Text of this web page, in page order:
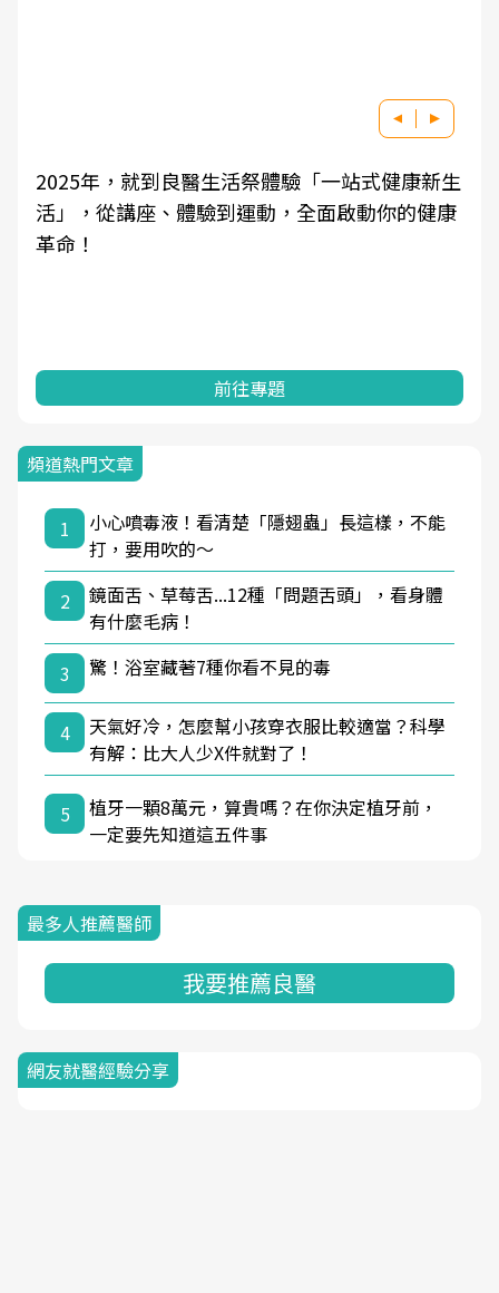
2025年，就到良醫生活祭體驗「一站式健康新生
活」，從講座、體驗到運動，全面啟動你的健康
革命！
前往專題
頻道熱門文章
1
小心噴毒液！看清楚「隱翅蟲」長這樣，不能
打，要用吹的～
2
鏡面舌、草莓舌...12種「問題舌頭」，看身體
有什麼毛病！
3
驚！浴室藏著7種你看不見的毒
4
天氣好冷，怎麼幫小孩穿衣服比較適當？科學
有解：比大人少X件就對了！
5
植牙一顆8萬元，算貴嗎？在你決定植牙前，
一定要先知道這五件事
最多人推薦醫師
我要推薦良醫
網友就醫經驗分享